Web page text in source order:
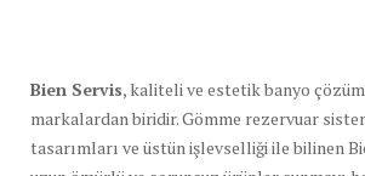
Bien Servis, kaliteli ve estetik banyo
markalardan biridir. Gömme rezervuar
tasarımları ve üstün işlevselliği ile bilinen